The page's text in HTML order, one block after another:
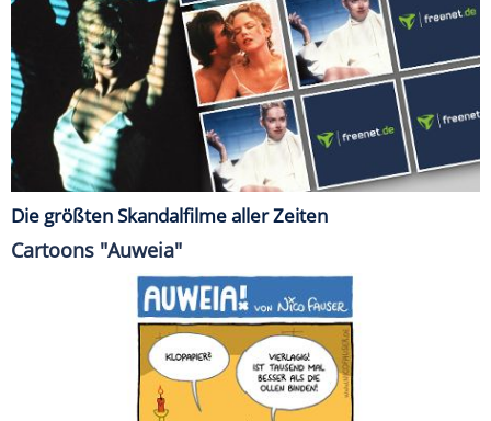
Die größten Skandalfilme aller Zeiten
Cartoons "Auweia"